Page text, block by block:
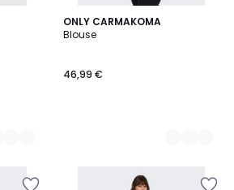
ONLY CARMAKOMA
Blouse
46,99 €
2
Couleurs